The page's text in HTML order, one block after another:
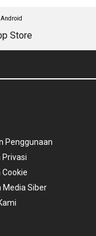
Penggunaan
Privasi
Cookie
Media Siber